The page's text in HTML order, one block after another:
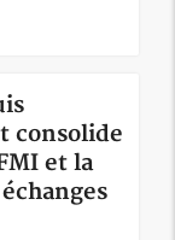
consolide
et la